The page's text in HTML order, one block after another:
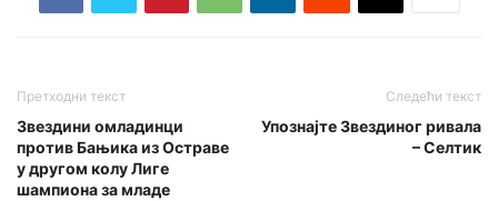
Претходни текст
Звездини омладинци
против Бањика из Остраве
у другом колу Лиге
шампиона за младе
Следећи текст
Упознајте Звездиног ривала
– Селтик